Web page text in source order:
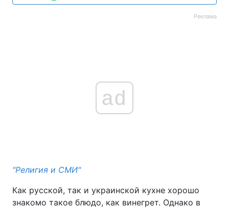
Реклама
ad
"Религия и СМИ"
Как русской, так и украинской кухне хорошо
знакомо такое блюдо, как винегрет. Однако в